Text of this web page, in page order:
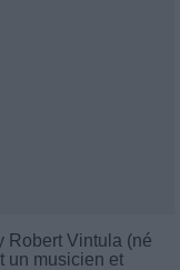
Robert Vintula (né
un musicien et